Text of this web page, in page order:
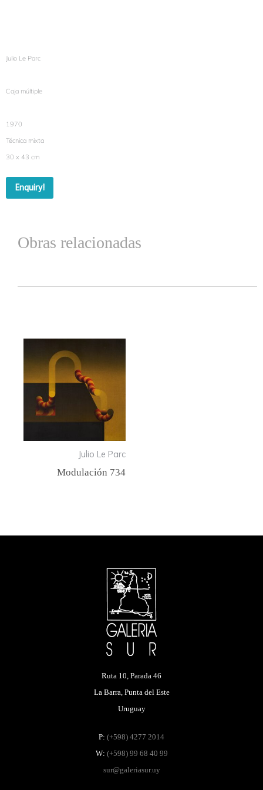
Julio Le Parc
Caja múltiple
1970
Técnica mixta
30 x 43 cm
Enquiry!
Obras relacionadas
Julio Le Parc
Modulación 734
Ruta 10, Parada 46
La Barra, Punta del Este
Uruguay
P: (+598) 4277 2014
W: (+598) 99 68 40 99
sur@galeriasur.uy